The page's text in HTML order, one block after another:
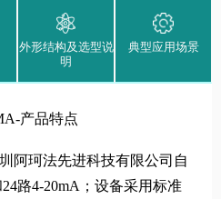
外形结构及选型说
明
典型应用场景
阿珂法先进科技有限公司自
路4-20mA；设备采用标准